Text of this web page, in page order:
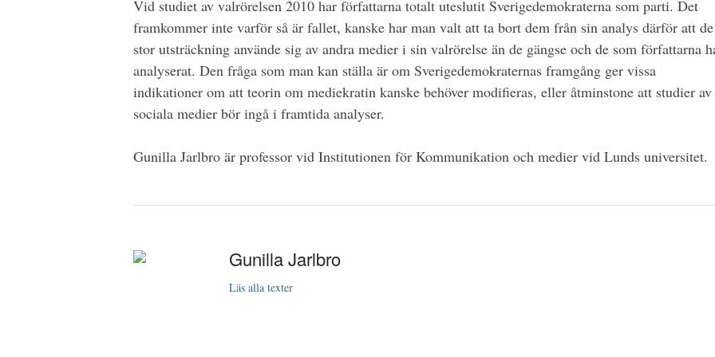
Vid studiet av valrörelsen 2010 har författarna totalt uteslutit Sverigedemokraterna som parti. Det
framkommer inte varför så är fallet, kanske har man valt att ta bort dem från sin analys därför att
stor utsträckning använde sig av andra medier i sin valrörelse än de gängse och de som författarna
analyserat. Den fråga som man kan ställa är om Sverigedemokraternas framgång ger vissa
indikationer om att teorin om mediekratin kanske behöver modifieras, eller åtminstone att studier av
sociala medier bör ingå i framtida analyser.
Gunilla Jarlbro är professor vid Institutionen för Kommunikation och medier vid Lunds universitet.
Gunilla Jarlbro
Läs alla texter